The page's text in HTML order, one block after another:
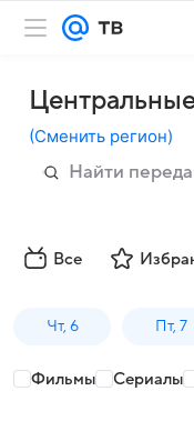
(Сменить регион)
Все
Чт, 6 Пт, 7
Фильмы Сериалы